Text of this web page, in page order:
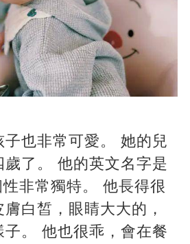
子也非常可愛。 她的兒
了。 他的英文名字是
性非常獨特。 他長得很
白皙，眼睛大大的，
子。 他也很乖，會在餐